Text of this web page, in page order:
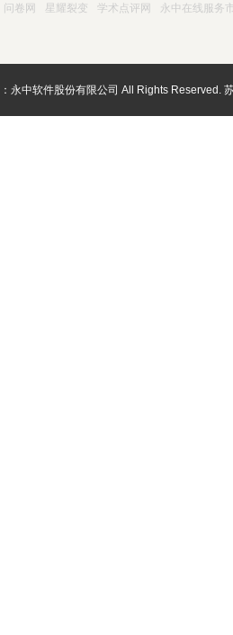
问卷网 星耀裂变 学术点评网 永中在线服务
永中软件股份有限公司 All Rights Reserved.